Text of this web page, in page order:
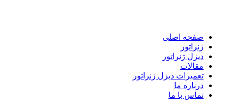
صفحه اصلی
ژنراتور
دیزل ژنراتور
مقالات
تعمیرات دیزل ژنراتور
درباره ما
تماس با ما